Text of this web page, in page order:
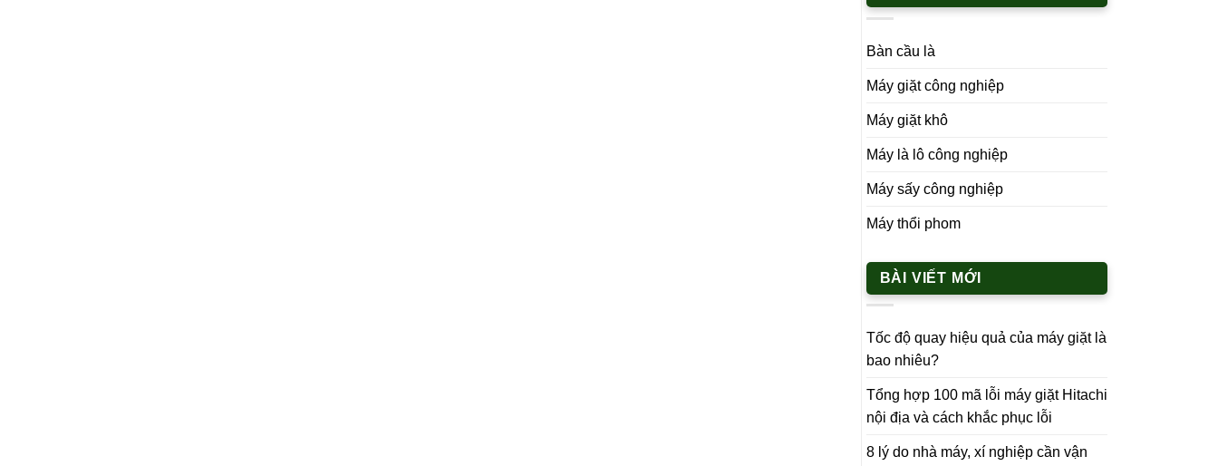
Bàn cầu là
Máy giặt công nghiệp
Máy giặt khô
Máy là lô công nghiệp
Máy sấy công nghiệp
Máy thổi phom
BÀI VIẾT MỚI
Tốc độ quay hiệu quả của máy giặt là
bao nhiêu?
Tổng hợp 100 mã lỗi máy giặt Hitachi
nội địa và cách khắc phục lỗi
8 lý do nhà máy, xí nghiệp cần vận